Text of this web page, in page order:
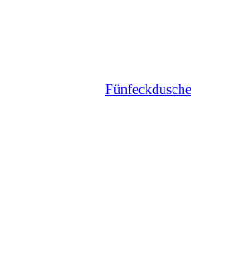
Fünfeckdusche